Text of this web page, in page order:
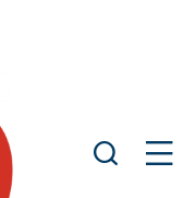
Öppna